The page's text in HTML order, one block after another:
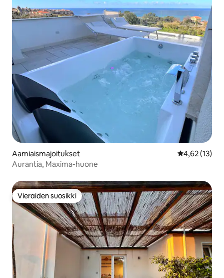
Aamiaismajoitukset
4,62 (13)
Aurantia, Maxima-huone
Vieraiden suosikki
Vieraiden suosikki